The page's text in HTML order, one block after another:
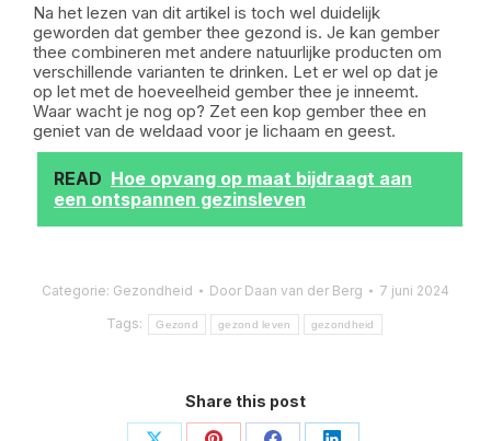
Na het lezen van dit artikel is toch wel duidelijk
geworden dat gember thee gezond is. Je kan gember
thee combineren met andere natuurlijke producten om
verschillende varianten te drinken. Let er wel op dat je
op let met de hoeveelheid gember thee je inneemt.
Waar wacht je nog op? Zet een kop gember thee en
geniet van de weldaad voor je lichaam en geest.
READ Hoe opvang op maat bijdraagt aan
een ontspannen gezinsleven
Categorie: Gezondheid Door Daan van der Berg 7 juni 2024
Tags: Gezond gezond leven gezondheid
Share this post